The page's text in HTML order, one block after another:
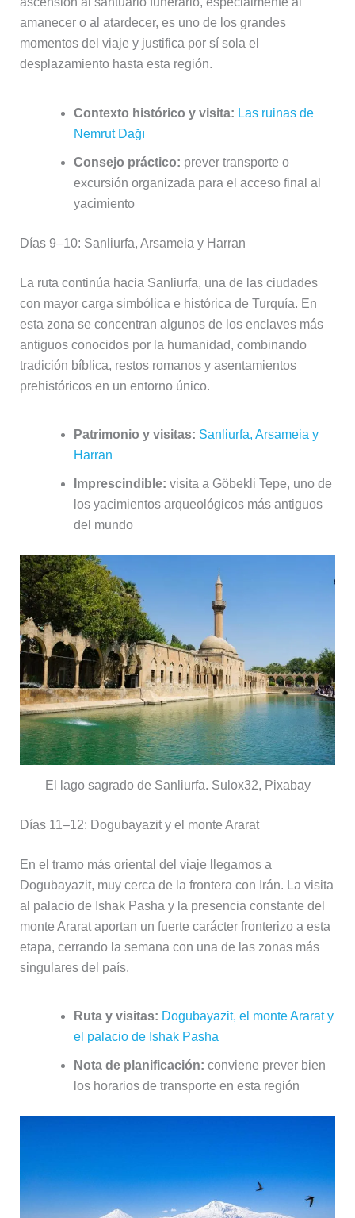
amanecer o al atardecer, es uno de los grandes
momentos del viaje y justifica por sí sola el
desplazamiento hasta esta región.
Contexto histórico y visita: Las ruinas de
Nemrut Dağı
Consejo práctico: prever transporte o
excursión organizada para el acceso final al
yacimiento
Días 9–10: Sanliurfa, Arsameia y Harran
La ruta continúa hacia Sanliurfa, una de las ciudades
con mayor carga simbólica e histórica de Turquía. En
esta zona se concentran algunos de los enclaves más
antiguos conocidos por la humanidad, combinando
tradición bíblica, restos romanos y asentamientos
prehistóricos en un entorno único.
Patrimonio y visitas: Sanliurfa, Arsameia y
Harran
Imprescindible: visita a Göbekli Tepe, uno de
los yacimientos arqueológicos más antiguos
del mundo
El lago sagrado de Sanliurfa. Sulox32, Pixabay
Días 11–12: Dogubayazit y el monte Ararat
En el tramo más oriental del viaje llegamos a
Dogubayazit, muy cerca de la frontera con Irán. La visita
al palacio de Ishak Pasha y la presencia constante del
monte Ararat aportan un fuerte carácter fronterizo a esta
etapa, cerrando la semana con una de las zonas más
singulares del país.
Ruta y visitas: Dogubayazit, el monte Ararat y
el palacio de Ishak Pasha
Nota de planificación: conviene prever bien
los horarios de transporte en esta región